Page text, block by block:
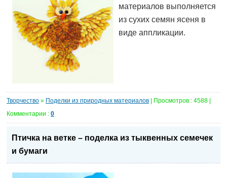
материалов выполняется
из сухих семян ясеня в
виде аппликации.
Творчество » Поделки из природных материалов | Просмотров : 4588 |
Комментарии : 0
Птичка на ветке – поделка из тыквенных семечек
и бумаги